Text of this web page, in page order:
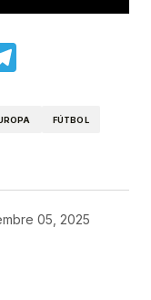
FÚTBOL
05, 2025